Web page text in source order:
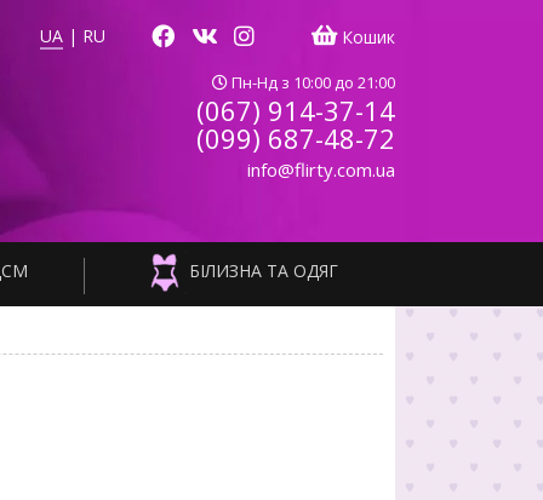
UA | RU Кошик
Пн-Нд з 10:00 до 21:00
(067) 914-37-14
(099) 687-48-72
info@flirty.com.ua
БІЛИЗНА ТА ОДЯГ